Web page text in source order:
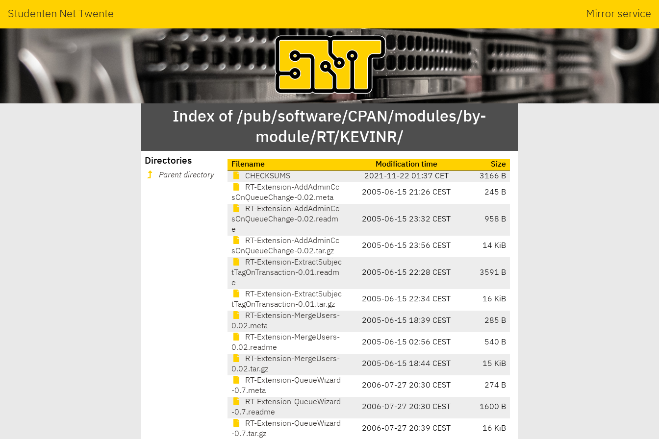
Studenten Net Twente Mirror service
Index of /pub/software/CPAN/modules/by-
module/RT/KEVINR/
Directories
Parent directory
Filename Modification time
Size
CHECKSUMS
2021-11-22 01:37 CET
3166 B
RT-Extension-AddAdminCc
sOnQueueChange-0.02.meta
2005-06-15 21:26 CEST 245 B
RT-Extension-AddAdminCc
sOnQueueChange-0.02.readm
e
2005-06-15 23:32 CEST 958 B
RT-Extension-AddAdminCc
sOnQueueChange-0.02.tar.gz
2005-06-15 23:56 CEST 14 KiB
RT-Extension-ExtractSubjec
tTagOnTransaction-0.01.readm
e
2005-06-15 22:28 CEST 3591 B
RT-Extension-ExtractSubjec
tTagOnTransaction-0.01.tar.gz
2005-06-15 22:34 CEST 16 KiB
RT-Extension-MergeUsers-
0.02.meta
2005-06-15 18:39 CEST 285 B
RT-Extension-MergeUsers-
0.02.readme
2005-06-15 02:56 CEST 540 B
RT-Extension-MergeUsers-
0.02.tar.gz
2005-06-15 18:44 CEST 15 KiB
RT-Extension-QueueWizard
-0.7.meta
2006-07-27 20:30 CEST 274 B
RT-Extension-QueueWizard
-0.7.readme
2006-07-27 20:30 CEST 1600 B
RT-Extension-QueueWizard
-0.7.tar.gz
2006-07-27 20:39 CEST 16 KiB